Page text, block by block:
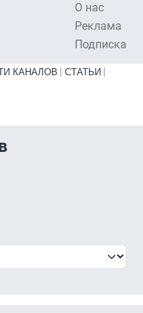
О нас
Реклама
Подписка
КАНАЛОВ
СТАТЬИ